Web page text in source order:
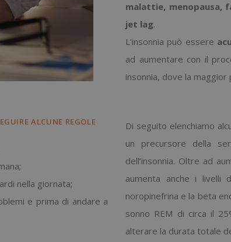
malattie, menopausa,
jet lag.
L’insonnia può essere
ad aumentare con il
insonnia, dove la
ALCUNE REGOLE
nella giornata;
e prima di andare a
Di seguito elenchiamo
un precursore della
dell’insonnia. Oltre ad
aumenta anche i livelli
noropinefrina e la beta
sonno REM di circa il
alterare la durata totale